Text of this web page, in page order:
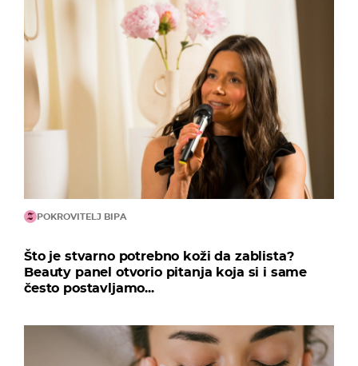
POKROVITELJ BIPA
Što je stvarno potrebno koži da zablista?
Beauty panel otvorio pitanja koja si i same
često postavljamo...